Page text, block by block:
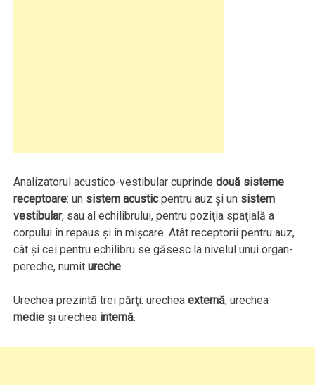
Analizatorul acustico-vestibular cuprindedouă sisteme
receptoare: un sistem acusticpentru auz şi un sistem
vestibular, sau al echilibrului, pentru poziţia spaţială a
corpului în repaus şi în mişcare. Atât receptorii pentru auz,
cât şi cei pentru echilibru se găsesc la nivelul unui organ-
pereche, numitureche.
Urechea prezintă trei părţi: urecheaexternă, urechea
medie şi urechea internă.